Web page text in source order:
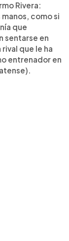
Rivera:
como si
que
sentarse en
que le ha
entrenador en